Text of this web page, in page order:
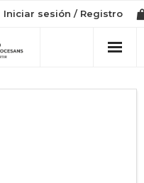
Iniciar sesión / Registro